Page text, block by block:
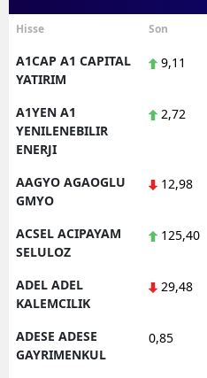
Hisse Son
A1CAP A1 CAPITAL
YATIRIM
9,11
A1YEN A1
YENILENEBILIR
ENERJI
2,72
AAGYO AGAOGLU
GMYO
12,98
ACSEL ACIPAYAM
SELULOZ
125,40
ADEL ADEL
KALEMCILIK
29,48
ADESE ADESE
GAYRIMENKUL
0,85